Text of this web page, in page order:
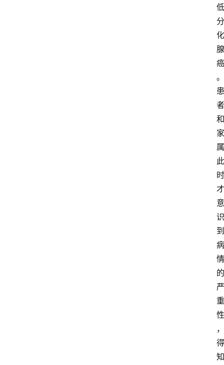
低
分
化
腺
癌
。
患
者
和
家
属
此
时
才
意
识
到
病
情
的
严
重
性
，
得
知